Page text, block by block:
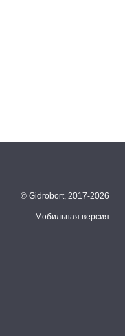
© Gidrobort, 2017-2026
Мобильная версия